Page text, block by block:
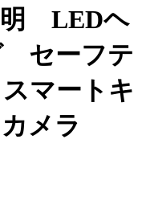
LEDヘ
セーフテ
マートキ
メラ